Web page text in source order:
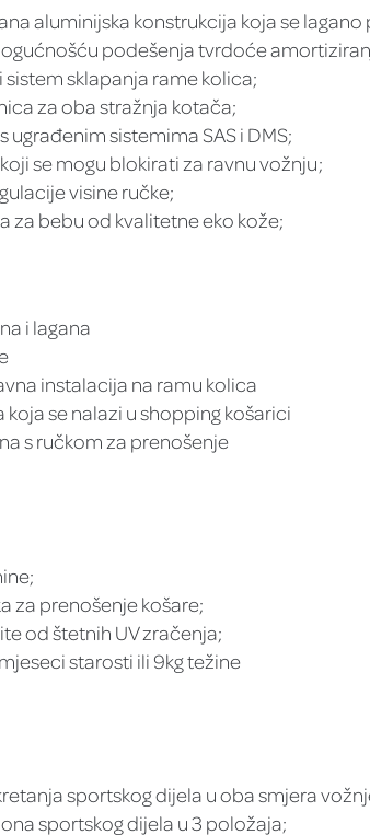
aluminijska konstrukcija koja se
podešenja tvrdoće
sklapanja rame kolica;
za oba stražnja kotača;
ugrađenim sistemima SAS i DMS;
se mogu blokirati za ravnu vožnju;
visine ručke;
za bebu od kvalitetne eko kože;
i lagana
instalacija na ramu kolica
se nalazi u shopping košarici
s ručkom za prenošenje
za prenošenje košare;
od štetnih UV zračenja;
starosti ili 9kg težine
sportskog dijela u oba smjera
sportskog dijela u 3 položaja;